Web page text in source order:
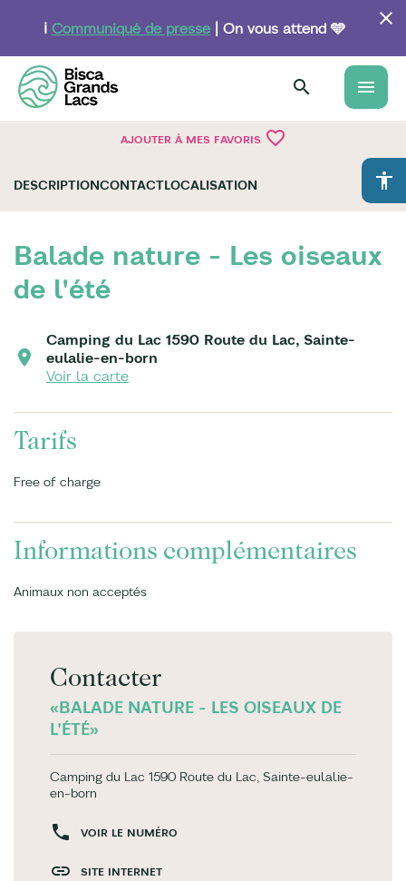
principal
ℹ️ Communiqué de presse| On vous attend 🩵
menu
AJOUTER À MES FAVORIS favorite_border
accessibility
DESCRIPTIONCONTACTLOCALISATION
Balade nature - Les oiseaux
de l'été
Camping du Lac 1590 Route du Lac, Sainte-
eulalie-en-born
Voir la carte
Tarifs
Free of charge
Informations complémentaires
Animaux non acceptés
Contacter
«BALADE NATURE - LES OISEAUX DE
L'ÉTÉ»
Camping du Lac 1590 Route du Lac, Sainte-eulalie-
en-born
VOIR LE NUMÉRO
SITE INTERNET